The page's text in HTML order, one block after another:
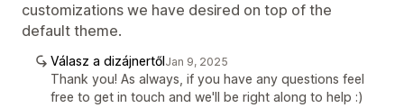
customizations we have desired on top of the
default theme.
Válasz a dizájnertőlJan 9, 2025
Thank you! As always, if you have any questions feel
free to get in touch and we'll be right along to help :)